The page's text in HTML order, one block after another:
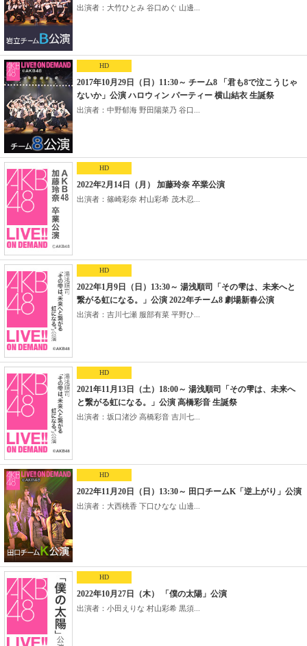
出演者：大竹ひとみ 谷口めぐ 山邊...
HD
2017年10月29日（日）11:30～ チーム8 「君も8で泣こうじゃ
ないか」公演 ハロウィン パーティー 横山結衣 生誕祭
出演者：中野郁海 野田陽菜乃 谷口...
HD
2022年2月14日（月） 加藤玲奈 卒業公演
出演者：篠崎彩奈 村山彩希 茂木忍...
HD
2022年1月9日（日）13:30～ 湯浅順司「その雫は、未来へと
繋がる虹になる。」公演 2022年チーム8 劇場新春公演
出演者：吉川七瀬 服部有菜 平野ひ...
HD
2021年11月13日（土）18:00～ 湯浅順司「その雫は、未来へ
と繋がる虹になる。」公演 高橋彩音 生誕祭
出演者：坂口渚沙 高橋彩音 吉川七...
HD
2022年11月20日（日）13:30～ 田口チームK「逆上がり」公演
出演者：大西桃香 下口ひなな 山邊...
HD
2022年10月27日（木） 「僕の太陽」公演
出演者：小田えりな 村山彩希 黒須...